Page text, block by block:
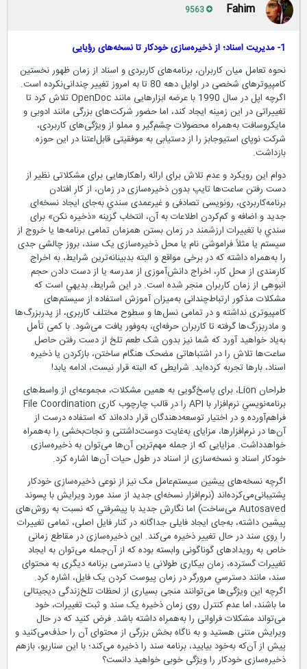
Fahim
نحوه تعامل میان کاربران، برنامه‌های کاربردی و اسناد از زمان ظهور نخستين
کامپیوترهای شخصی در اوایل دهه 80 تا به امروز تغییر چندانی‌نکرده است.
اگرچه اپل در سال 1990 با عرضه ابزارهایی مانند OpenDoc تلاش كرد تا
تغییراتی در این زمینه ایجاد کند، اما حضور شرکت‌های بزرگی مانند ادوبی و
مایکروسافت به‌همراه محصولات چشم‌گیر و مملو از ویژگی‌های کاربردی،
شرکت نوپای استيو‌جابز را از دستیابی به موفقیتی قابل‌اعتنا در این حوزه
بازداشت.
دوام این رویکرد و عدم تلاش برای ارائه راهکارهایی برای مشکلاتی نظیر از
دست رفتن ساعت‌ها تایپ بدون ذخیره‌سازی در زمان، از كار افتادن
برنامه‌کاربردی، رونویسی تصادفی و غیرعمدی سندي به‌جای ایجاد نسخه‌ای
جدید و اضافه و کم‌کردن اطلاعات به آن، انتخاب گزینه «ذخیره نکن» برای
سندي با تغییرات ارزشمند در زمان بستن همزمان تمامی برنامه‌ها یا خروج از
سیستم یا مثلاً فراموشی نام یا محل ذخیره‌سازی یک سند، بروز چالشی جدی
را به‌همراه داشته که در برخی مواقع و البته بدبینانه‌ترین شرایط، به اخراج
کارمندی از محل کار، اخراج دانش‌آموزی از مدرسه یا از دست دادن حجم
انبوهی از زمان کاربران منجر شده است. در این شرایط، بديهي است که
مشکلات مذكور ارتباط‌چندانی به‌میزان آموزش استفاده از سیستم‌های
کامپیوتری نداشته و در تمامی نسل‌ها و سطوح مختلف کاربری، از پدربزرگ‌ها
و مادربزرگ‌ها گرفته تا کاربران حرفه‌ای، به‌وفور یافت می‌شود. با کمی تأمل
به‌یاد خواهید آورد كه شما نیز بدون شک طعم تلخ از دست رفتن حاصل
ساعت‌ها تلاش را در اشتباهاتی مضحک هنگام ساختن، بازکردن یا ذخیره
اسناد، بارها تجربه کرده‌اید. شرایطی که البته قرار نیست، ادامه یابد!
طراحان Lion، برای پاسخ‌گویی به همین مشکلات، مجموعه‌ای از واسط‌های
برنامه‌نويسي نرم‌افزار با API را در قالب چارچوب کاری File Coordination
فراهم‌آورده‌ و در اختیار توسعه‌دهندگان قرار داده‌اند که استفاده درست از
آن‌ها در نرم‌افزارها، مزایای به‌غایت دوست‌داشتنی و نجات‌بخشی را به‌همراه
خواهد‌داشت. مزایایی که از جمله مهم‌ترین آن‌ها می‌توان به ذخیره‌سازی
خودکار اسناد و نسخه‌سازی از اسناد در طول حیات آن‌ها اشاره کرد.
اگرچه نسخه‌های پیشین سیستم‌عامل مک نیز از نوعی ذخیره‌سازی خودکار
پشتیبانی‌می‌کرده‌اند (نرم‌افزار نسخه‌ای جدید از سند مورد ویرایش با پسوند
Autosaved می‌ساخت) اما نگارش جدید با پیشرفتي كه نسبت به روش‌های
پیشین داشته، به‌جای ایجاد فایلی جداگانه در کنار فایل اصلی، تمامی تغییرات
را روی سند در حال تغییر ذخیره می‌کند. این ذخیره‌سازی در مقاطع زمانی
خاص به رویدادهای گوناگونی وابسته بوده که از آن‌جمله می‌توان به ایجاد
تغییرات گسترده، زمان بیکاری طولانی یا دسترسی برنامه دیگری به محتوای
سند، مانند دسترسي مرورگر در زمان پیوست کردن یک فایل، اشاره کرد.
اگرچه این ویژگی‌ها می‌توانند منجی بسیاری از لحظات تلخ‌زندگی دیجیتالی
ما باشند، اما عدم کنترل روی زمان ذخیره یک سند و ثبت تغییرات، خود
می‌تواند مشکلات فراوانی را به‌همراه داشته باشد. فرض کنید که در حال
ویرایش متنی هستید و به ناگاه بخش بزرگی از محتوای آن را حذف‌می‌کنید و
پیش از آن‌که به‌خود بیایید، برنامه سند را ذخیره می‌کند؛ با این سناریو، بازهم
ذخیره‌سازی خودکار را ویژگی خوبی خواهید دانست؟